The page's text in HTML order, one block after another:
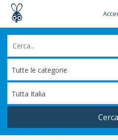
Tutte le categorie
Tutta Italia
Cerca